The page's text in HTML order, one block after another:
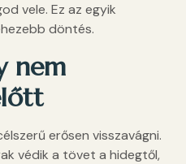
vele. Ez az egyik
döntés.
nem
erősen visszavágni.
védik a tövet a hidegtől,